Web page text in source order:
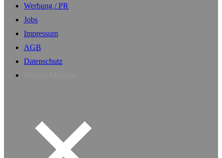
Werbung / PR
Jobs
Impressum
AGB
Datenschutz